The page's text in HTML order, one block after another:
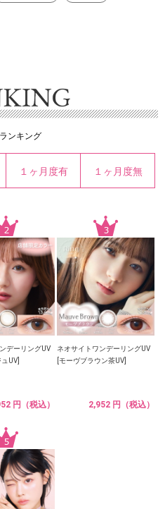
ンキング
１ヶ月度有 １ヶ月度無
デーリングUV
UV]
円（税込）
ネオサイトワンデーリングUV
[モーヴブラウン茶UV]
2,952 円（税込）